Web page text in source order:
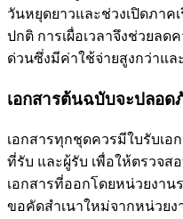
วันหยุดยาวและช่วงเปิดภาค
ปกติ การเผื่อเวลาจึงช่วยลด
ด่วนซึ่งมีค่าใช้จ่ายสูงกว่าแ
เอกสารต้นฉบับจะปลอด
เอกสารทุกชุดควรมีใบรับเอ
ที่รับ และผู้รับ เพื่อให้ตรวจส
เอกสารที่ออกโดยหน่วยงา
ขอคัดสำเนาใหม่จากหน่วยง